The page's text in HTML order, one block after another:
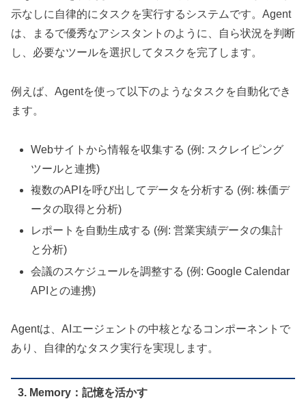
示なしに自律的にタスクを実行するシステムです。Agent
は、まるで優秀なアシスタントのように、自ら状況を判断
し、必要なツールを選択してタスクを完了します。
例えば、Agentを使って以下のようなタスクを自動化でき
ます。
Webサイトから情報を収集する (例: スクレイピング
ツールと連携)
複数のAPIを呼び出してデータを分析する (例: 株価デ
ータの取得と分析)
レポートを自動生成する (例: 営業実績データの集計
と分析)
会議のスケジュールを調整する (例: Google Calendar
APIとの連携)
Agentは、AIエージェントの中核となるコンポーネントで
あり、自律的なタスク実行を実現します。
3. Memory：記憶を活かす